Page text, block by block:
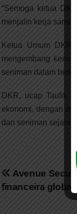
“Semoga ketua
menjalin kerja sama
Ketua Umum DKR
mengembang
seniman dalam
DKR, ucap Taufik
ekonomi, dengan
dan seniman
Navigasi
Avenue
financeira global